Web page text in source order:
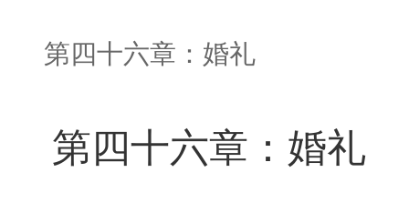
第四十六章：婚礼
第四十六章：婚礼